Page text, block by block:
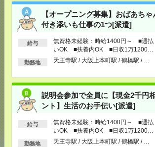
【オープニング募集】おばあち
付き添いも仕事の1つ[派遣]
給与
無資格未経験：時給1400円～ ■週払
いOK ■扶養内OK ■日収1万1200円
以上
勤務地 天王寺駅 / 大阪上本町駅 / 鶴橋駅 / …
説明会参加で全員に【現金2千円
ント】生活のお手伝い[派遣]
給与
無資格未経験：時給1400円～ ■週払
いOK ■扶養内OK ■日収1万1200円
以上
勤務地 天王寺駅 / 大阪上本町駅 / 鶴橋駅 / …
メール で送る